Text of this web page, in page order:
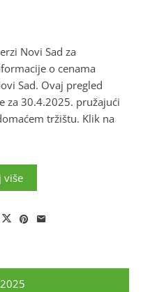
Novi Sad za
o cenama
Sad. Ovaj pregled
za 30.4.2025. pružajući
tržištu. Klik na
više
2025